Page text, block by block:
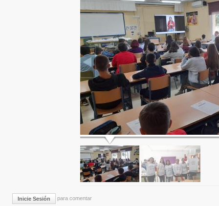
Inicie Sesión para comentar